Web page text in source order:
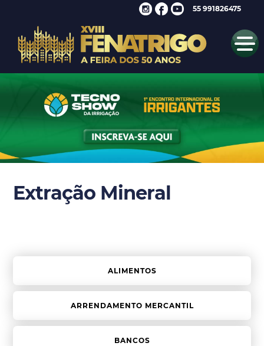
55 991826475
Extração Mineral
ALIMENTOS
ARRENDAMENTO MERCANTIL
BANCOS